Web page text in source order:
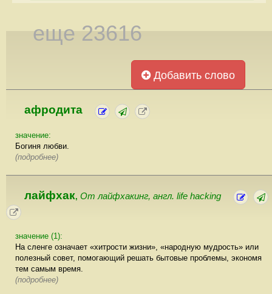
еще 23616
Добавить слово
афродита
значение:
Богиня любви.
(подробнее)
лайфхак, От лайфхакинг, англ. life hacking
значение (1):
На сленге означает «хитрости жизни», «народную мудрость» или
полезный совет, помогающий решать бытовые проблемы, экономя
тем самым время.
(подробнее)